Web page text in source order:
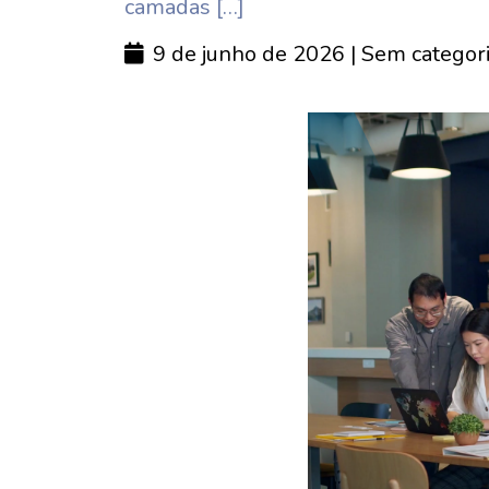
camadas […]
9 de junho de 2026 | Sem